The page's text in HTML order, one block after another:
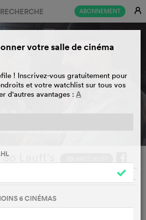
ABONNEMENT E
Lauft's
2026
glimpse behind the scenes of
votre salle de cinéma
! Inscrivez-vous gratuitement pour
et votre watchlist sur tous vos
d'autres avantages : A
6 CINÉMAS